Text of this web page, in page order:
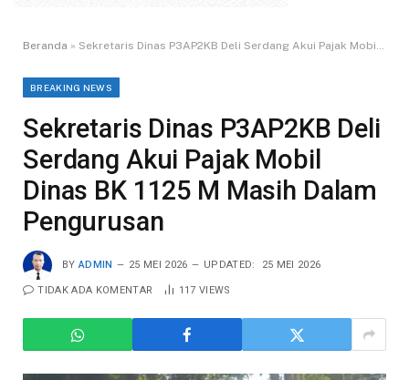
Beranda » Sekretaris Dinas P3AP2KB Deli Serdang Akui Pajak Mobil Dinas BK 1125 M Masih Dalam Pengurusan
BREAKING NEWS
Sekretaris Dinas P3AP2KB Deli
Serdang Akui Pajak Mobil
Dinas BK 1125 M Masih Dalam
Pengurusan
BY ADMIN 25 MEI 2026 UPDATED: 25 MEI 2026
TIDAK ADA KOMENTAR 117 VIEWS